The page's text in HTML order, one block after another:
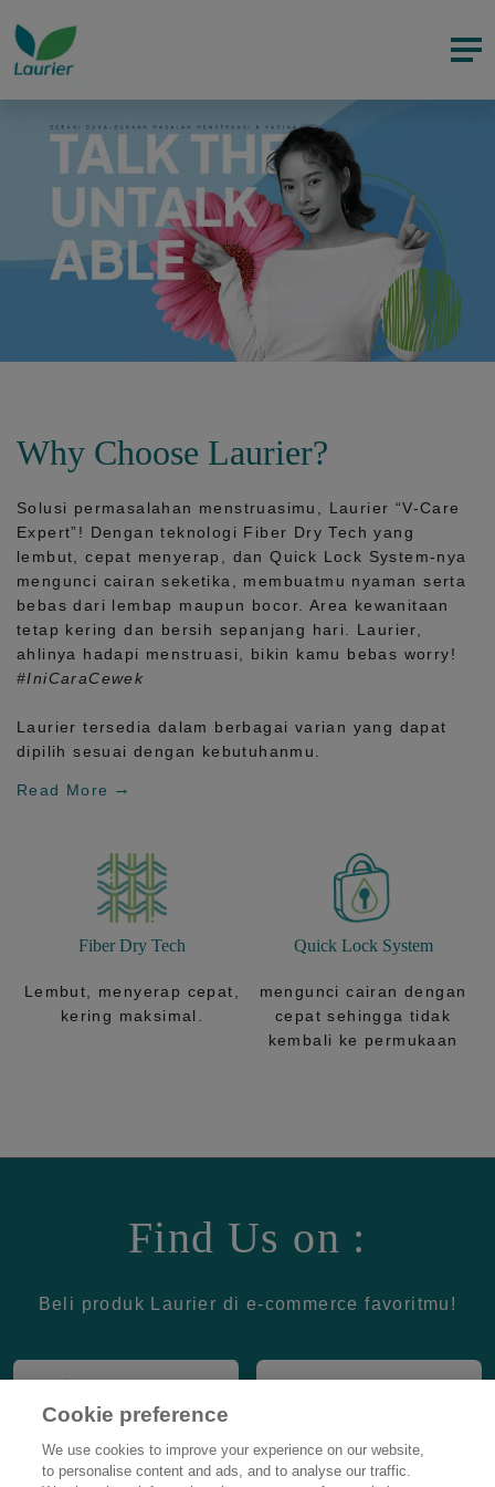
Why Choose Laurier?
Solusi permasalahan menstruasimu, Laurier “V-Care
Expert”! Dengan teknologi Fiber Dry Tech yang
lembut, cepat menyerap, danQuick Lock System-nya
mengunci cairan seketika, membuatmu nyaman serta
bebas dari lembap maupun bocor. Area kewanitaan
tetap kering dan bersih sepanjang hari.
Laurier,
ahlinya hadapi menstruasi, bikin kamu bebas worry!
#IniCaraCewek
Laurier tersedia dalam berbagai varian yang dapat
dipilih sesuai dengan kebutuhanmu.
Read More
Fiber Dry Tech
Lembut, menyerap cepat,
kering maksimal.
Quick Lock System
mengunci cairan dengan
cepat sehingga tidak
kembali ke permukaan
Find Us on :
Beli produk Laurier di e-commerce favoritmu!
Cookie preference
We use cookies to improve your experience on our website,
to personalise content and ads, and to analyse our traffic.